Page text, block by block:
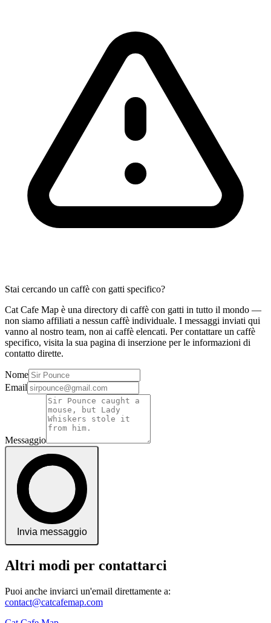
Stai cercando un caffè con gatti specifico?
Cat Cafe Map è una directory di caffè con gatti in tutto il mondo —
non siamo affiliati a nessun caffè individuale. I messaggi inviati qui
vanno al nostro team, non ai caffè elencati. Per contattare un caffè
specifico, visita la sua pagina di inserzione per le informazioni di
contatto dirette.
Nome
Email
Messaggio
Invia messaggio
Altri modi per contattarci
Puoi anche inviarci un'email direttamente a:
contact@catcafemap.com